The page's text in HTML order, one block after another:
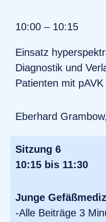
10:00 – 10:15
Einsatz
Diagnostik und
Patienten mit pAVK
Eberhard
Sitzung 6
10:15 bis 11:30
Junge
-Alle Beiträge 3